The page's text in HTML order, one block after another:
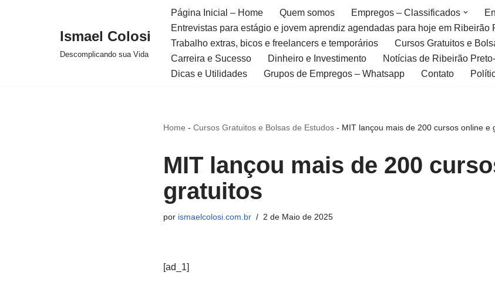
Ismael Colosi
Descomplicando sua Vida
Página Inicial – Home Quem somos Empregos – Classificados
Entrevistas para estágio e jovem aprendiz agendadas para hoje em Ribeirão
Trabalho extras, bicos e freelancers e temporários
Cursos Gratuitos e
Carreira e Sucesso
Dinheiro e Investimento Notícias de Ribeirão
Dicas e Utilidades
Grupos de Empregos – Whatsapp Contato
Home - Cursos Gratuitos e Bolsas de Estudos- MIT lançou mais de 200 cursos online e
MIT lançou mais de 200
gratuitos
por ismaelcolosi.com.br 2 de Maio de 2025
[ad_1]